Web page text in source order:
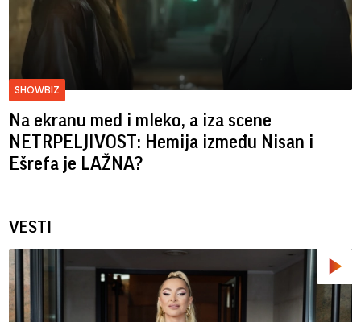
SHOWBIZ
Na ekranu med i mleko, a iza scene
NETRPELJIVOST: Hemija između Nisan i
Ešrefa je LAŽNA?
VESTI